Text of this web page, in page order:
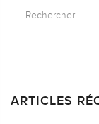
ARTICLES